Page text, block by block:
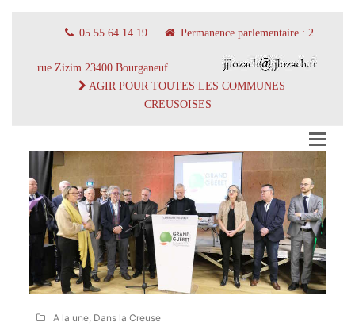
05 55 64 14 19 Permanence parlementaire : 2
rue Zizim 23400 Bourganeuf
AGIR POUR TOUTES LES COMMUNES
CREUSOISES
A la une, Dans la Creuse